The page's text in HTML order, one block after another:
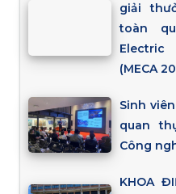
giải
toàn
(MECA
Sinh
quan
Công
KHOA